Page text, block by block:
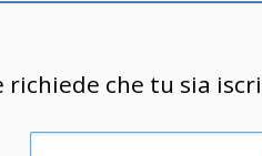
richiede che tu sia